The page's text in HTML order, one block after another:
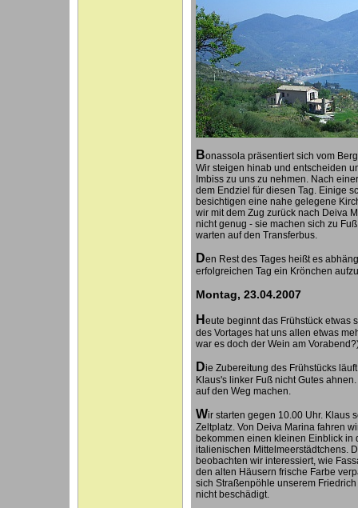
Bonassola präsentiert sich vom
Wir steigen hinab und entscheiden
Imbiss zu uns zu nehmen. Nach
dem Endziel für diesen Tag. Einige
besichtigen eine nahe gelegene
wir mit dem Zug zurück nach Deiva
nicht genug - sie machen sich zu
warten auf den Transferbus.
Den Rest des Tages heißt es
erfolgreichen Tag ein Krönchen
Montag, 23.04.2007
Heute beginnt das Frühstück etwas
des Vortages hat uns allen etwas
war es doch der Wein am
Die Zubereitung des Frühstücks
Klaus's linker Fuß nicht Gutes
auf den Weg machen.
Wir starten gegen 10.00 Uhr. Klaus
Zeltplatz. Von Deiva Marina fahren
bekommen einen kleinen Einblick in
italienischen Mittelmeerstädtchens.
beobachten wir interessiert, wie
den alten Häusern frische Farbe
sich Straßenpöhle unserem
nicht beschädigt.